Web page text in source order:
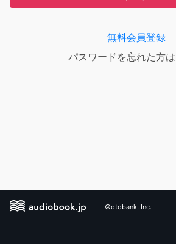
無料会員登録
パスワードを忘れた方は
©otobank, Inc.